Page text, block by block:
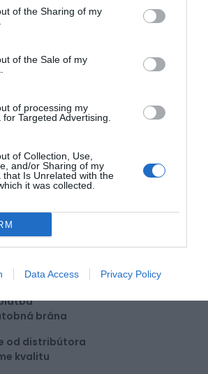
of the Sharing of my
of the Sale of my
of processing my
Targeted Advertising.
of Collection, Use,
and/or Sharing of my
that Is Unrelated with the
it was collected.
Data Access Privacy Policy
recenzie sa musíte
prihlásiť
100,00 €
brána
od distribútora
kvalitu